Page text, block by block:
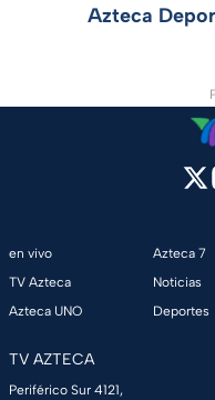
Azteca
en vivo
TV Azteca
Azteca UNO
Azteca 7
Noticias
Deportes
TV AZTECA
Periférico Sur 4121,